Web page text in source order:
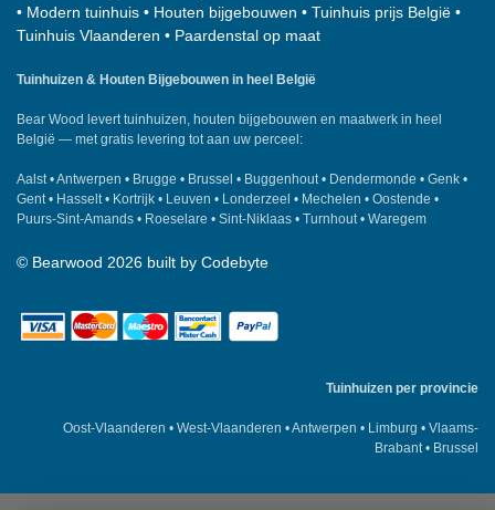
• Modern tuinhuis • Houten bijgebouwen • Tuinhuis prijs België •
Tuinhuis Vlaanderen • Paardenstal op maat
Tuinhuizen & Houten Bijgebouwen in heel België
Bear Wood levert tuinhuizen, houten bijgebouwen en maatwerk in heel
België — met gratis levering tot aan uw perceel:
Aalst•Antwerpen • Brugge • Brussel • Buggenhout• Dendermonde • Genk •
Gent• Hasselt• Kortrijk • Leuven • Londerzeel • Mechelen • Oostende •
Puurs-Sint-Amands • Roeselare • Sint-Niklaas • Turnhout• Waregem
© Bearwood 2026 built by Codebyte
Tuinhuizen per provincie
Oost-Vlaanderen • West-Vlaanderen •Antwerpen • Limburg • Vlaams-
Brabant• Brussel